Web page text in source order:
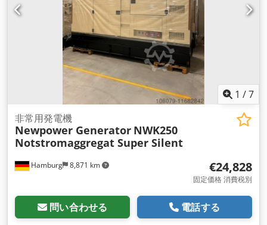
約250リットル 100%負荷時：約30.80 L/h 75%負荷時：約23.7
L/h 50%負荷時：約15.6 L/h メインモニター、メインフィー
ド、防音仕様 すぐに使用可能 追加費用 Dwedpfxsmdn Uae
Alisa 自動切替スイッチ - 要問合せ ソケット - 要問合せ 配送：
- 追加料金にて、荷降ろしを含む全世界への輸送が可能です。 -
正確な運賃については、お客様の詳細とご住所を明記の上、お
問い合わせください。
1 /7
Hamburg 8,871 km
非常用発電機
Newpower Generator NWK250
Notstromaggregat Super Silent
€24,828
固定価格 消費税別
問い合わせる 電話する